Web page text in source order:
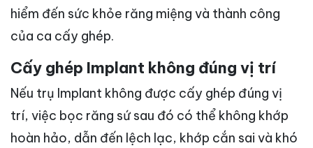
hiểm đến sức khỏe răng miệng và thành công
của ca cấy ghép.
Cấy ghép Implant không đúng vị trí
Nếu trụ Implant không được cấy ghép đúng vị
trí, việc bọc răng sứ sau đó có thể không khớp
hoàn hảo, dẫn đến lệch lạc, khớp cắn sai và khó